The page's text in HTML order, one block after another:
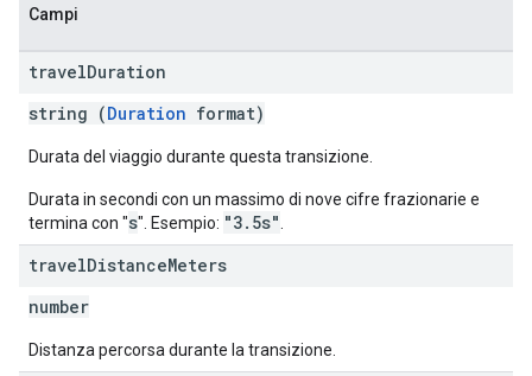
Campi
travelDuration
string (Duration format)
Durata del viaggio durante questa transizione.
Durata in secondi con un massimo di nove cifre frazionarie e
termina con "s". Esempio: "3.5s"
travelDistanceMeters
number
Distanza percorsa durante la transizione.